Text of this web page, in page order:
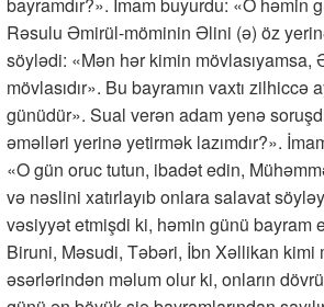
Rəsulu Əmirül-möminin Əlini (ə) öz
söylədi: «Mən hər kimin mövlasıyamsa,
mövlasıdır». Bu bayramın vaxtı zilhiccə
günüdür». Sual verən adam yenə
əməlləri yerinə yetirmək lazımdır?».
«O gün oruc tutun, ibadət edin,
və nəslini xatırlayıb onlara salavat
vəsiyyət etmişdi ki, həmin günü bayram
Biruni, Məsudi, Təbəri, İbn Xəllikan kimi
əsərlərindən məlum olur ki, onların